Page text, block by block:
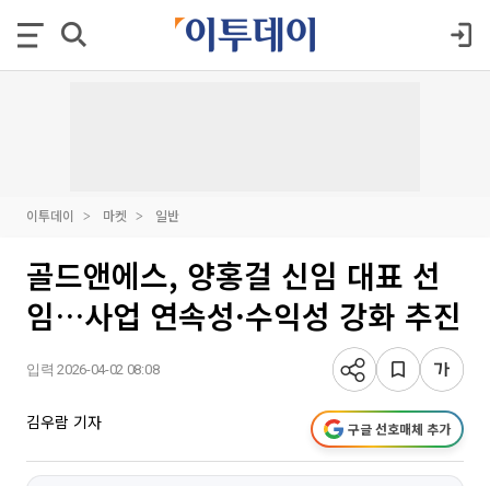
이투데이 마켓 일반
골드앤에스, 양홍걸 신임 대표 선
임…사업 연속성·수익성 강화 추진
입력 2026-04-02 08:08
김우람 기자 구글 선호매체 추가